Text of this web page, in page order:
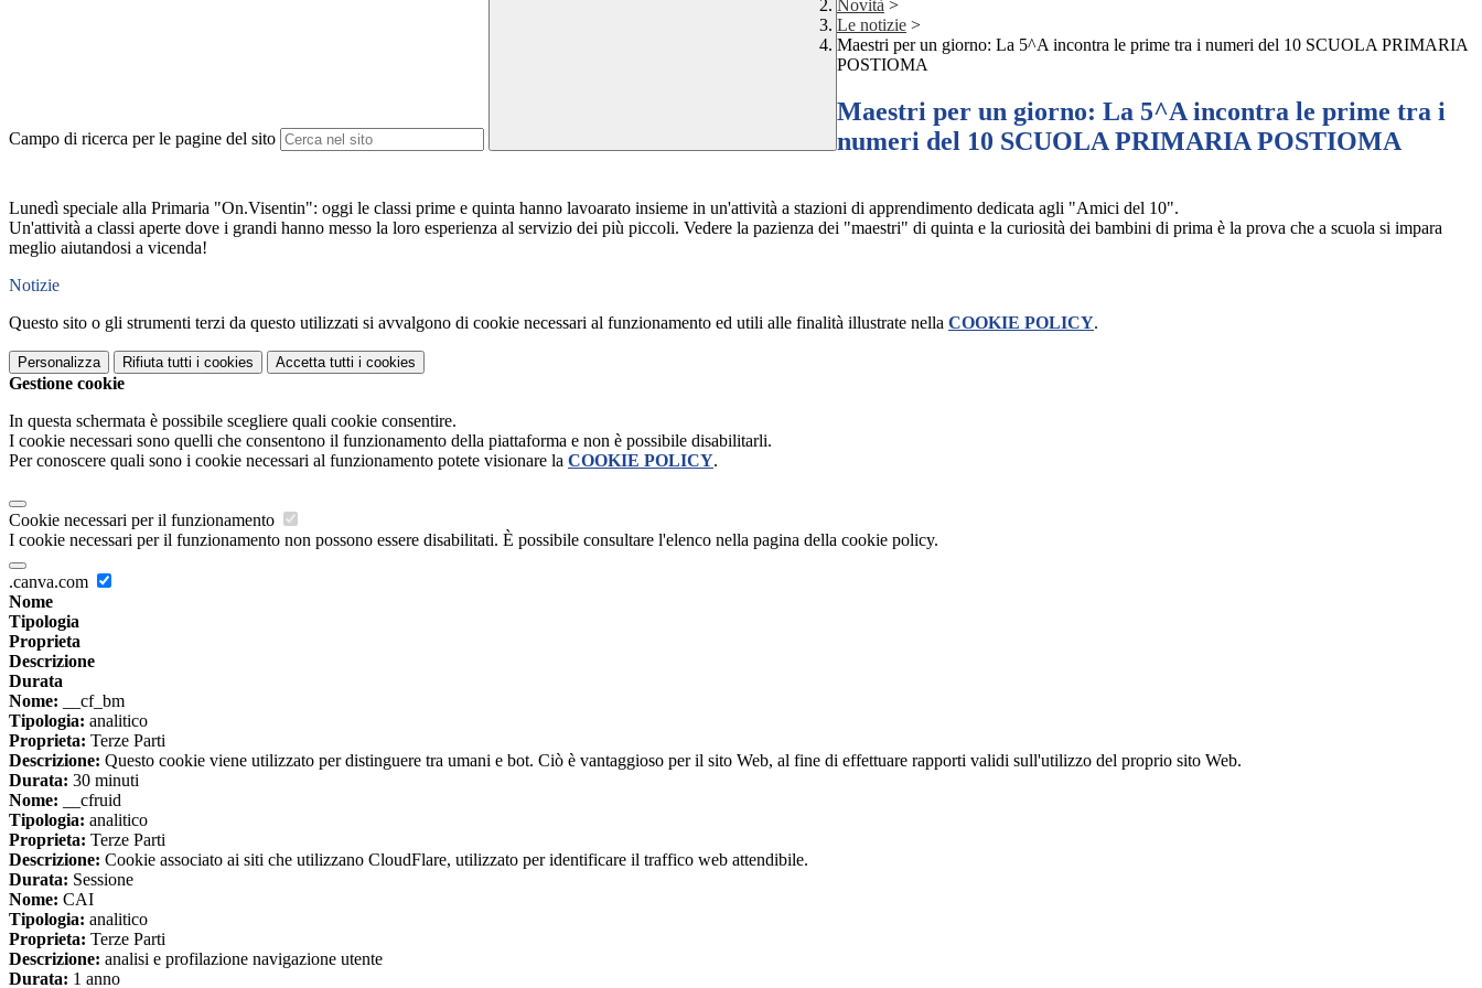
Campo di ricerca per le pagine del sito
Novità >
Le notizie >
Maestri per un giorno: La 5^A incontra le prime tra i numeri del 10 SCUOLA PRIMARIA
POSTIOMA
Maestri per un giorno: La 5^A incontra le prime tra i
numeri del 10 SCUOLA PRIMARIA POSTIOMA
Lunedì speciale alla Primaria "On.Visentin": oggi le classi prime e quinta hanno lavoarato insieme in un'attività a stazioni di apprendimento dedicata agli "Amici del 10".
Un'attività a classi aperte dove i grandi hanno messo la loro esperienza al servizio dei più piccoli. Vedere la pazienza dei "maestri" di quinta e la curiosità dei bambini di prima è la prova che a scuola si impara
meglio aiutandosi a vicenda!
Notizie
Questo sito o gli strumenti terzi da questo utilizzati si avvalgono di cookie necessari al funzionamento ed utili alle finalità illustrate nella COOKIE POLICY.
Personalizza Rifiuta tutti i cookies Accetta tutti i cookies
Gestione cookie
In questa schermata è possibile scegliere quali cookie consentire.
I cookie necessari sono quelli che consentono il funzionamento della piattaforma e non è possibile disabilitarli.
Per conoscere quali sono i cookie necessari al funzionamento potete visionare la COOKIE POLICY.
Cookie necessari per il funzionamento
I cookie necessari per il funzionamento non possono essere disabilitati. È possibile consultare l'elenco nella pagina della cookie policy.
.canva.com
Nome
Tipologia
Proprieta
Descrizione
Durata
Nome: __cf_bm
Tipologia: analitico
Proprieta: Terze Parti
Descrizione: Questo cookie viene utilizzato per distinguere tra umani e bot. Ciò è vantaggioso per il sito Web, al fine di effettuare rapporti validi sull'utilizzo del proprio sito Web.
Durata: 30 minuti
Nome: __cfruid
Tipologia: analitico
Proprieta: Terze Parti
Descrizione: Cookie associato ai siti che utilizzano CloudFlare, utilizzato per identificare il traffico web attendibile.
Durata: Sessione
Nome: CAI
Tipologia: analitico
Proprieta: Terze Parti
Descrizione: analisi e profilazione navigazione utente
Durata: 1 anno